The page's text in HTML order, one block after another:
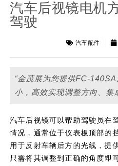
汽车后视镜电机
驾驶
汽车配件
“金茂展为您提供FC-
小，高效实现调整方向、集
汽车后视镜可以帮助驾驶员在
情况，通常位于仪表板顶部的
用于反射车辆后方的光线，提
只需将其调整到正确的角度即